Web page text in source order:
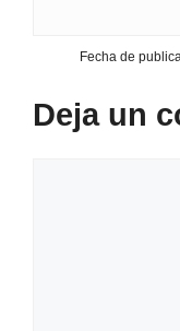
Fecha de
Deja un